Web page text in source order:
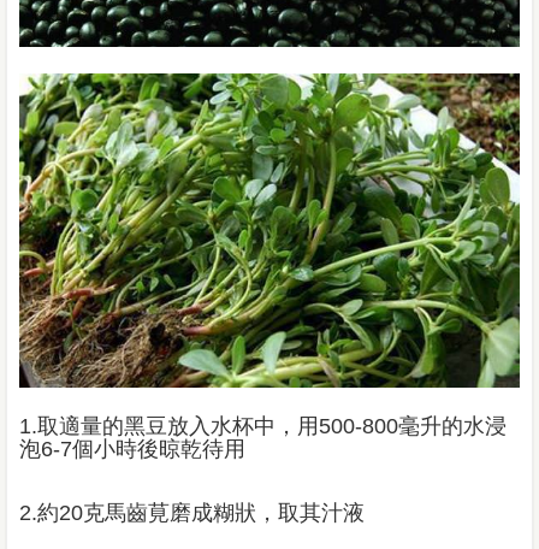
1.取適量的黑豆放入水杯中，用500-800毫升的水浸
泡6-7個小時後晾乾待用
2.約20克馬齒莧磨成糊狀，取其汁液